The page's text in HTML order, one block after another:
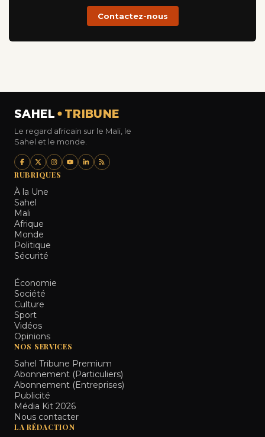
Contactez-nous
SAHEL TRIBUNE
Le regard africain sur le Mali, le
Sahel et le monde.
RUBRIQUES
À la Une
Sahel
Mali
Afrique
Monde
Politique
Sécurité
Économie
Société
Culture
Sport
Vidéos
Opinions
NOS SERVICES
Sahel Tribune Premium
Abonnement (Particuliers)
Abonnement (Entreprises)
Publicité
Média Kit 2026
Nous contacter
LA RÉDACTION